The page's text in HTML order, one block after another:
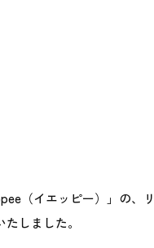
（イエッピー）」の、
しました。